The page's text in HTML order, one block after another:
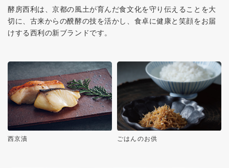
酵房西利は、京都の風土が育んだ食文化を守り伝えることを大
切に、古来からの醗酵の技を活かし、食卓に健康と笑顔をお届
けする西利の新ブランドです。
西京漬 ごはんのお供